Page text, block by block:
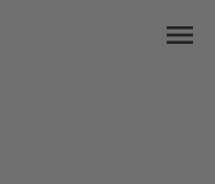
menu